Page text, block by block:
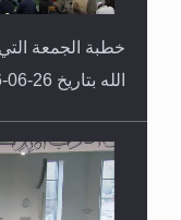
خطبة الجمعة
الله بتاريخ 26-06-2026